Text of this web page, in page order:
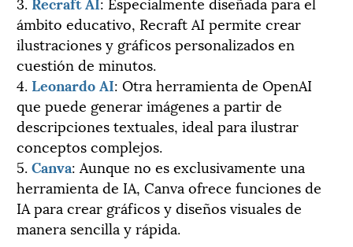
ámbito educativo, Recraft AI permite crear
ilustraciones y gráficos personalizados en
cuestión de minutos.
4. Leonardo AI: Otra herramienta de OpenAI
que puede generar imágenes a partir de
descripciones textuales, ideal para ilustrar
conceptos complejos.
5.Canva: Aunque no es exclusivamente una
herramienta de IA, Canva ofrece funciones de
IA para crear gráficos y diseños visuales de
manera sencilla y rápida.